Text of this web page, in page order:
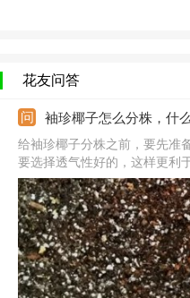
花友问答
袖珍椰子怎么分株，什
给袖珍椰子分株之前，要先准
要选择透气性好的，这样更利
盆，然后用刀子从它的根茎连
份，栽入新的土壤里面。如果
单独栽植。栽好后，将它们放